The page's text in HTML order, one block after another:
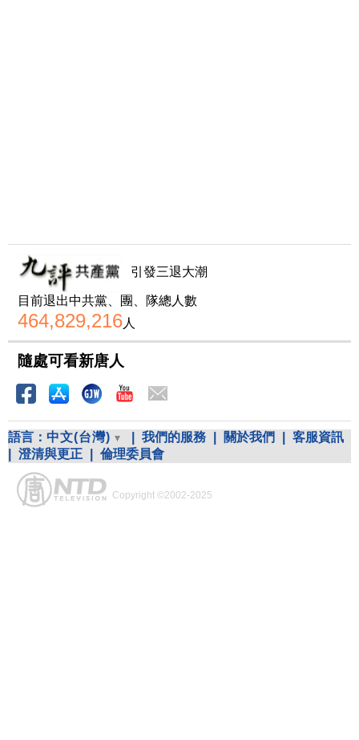
引發三退大潮
目前退出中共黨、團、隊總人數
464,829,216人
隨處可看新唐人
語言： 中文(台灣) 我們的服務 關於我們
客服資訊
澄清與更正 倫理委員會
Copyright ©2002-2025